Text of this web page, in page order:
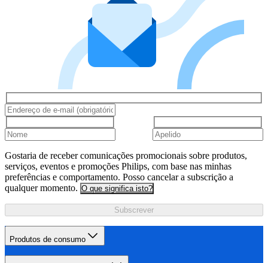
Gostaria de receber comunicações promocionais sobre produtos,
serviços, eventos e promoções Philips, com base nas minhas
preferências e comportamento. Posso cancelar a subscrição a
qualquer momento. O que significa isto?
Subscrever
Produtos de consumo